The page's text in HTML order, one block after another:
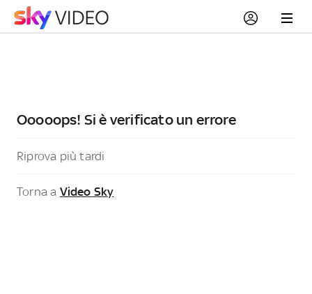
Ooooops! Si è verificato un errore
Riprova più tardi
Torna a Video Sky